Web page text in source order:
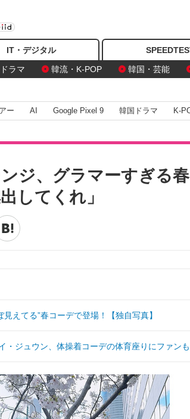
IT・デジタル
ラマ
韓流・K-POP 韓国・芸能
ー AI Google Pixel 9 韓国ドラマ K-
ジ、グラマーすぎる
してくれ」
えてる”春コーデで登場！【独自写真】
ジュウン、体操着コーデの体育座りにファンも